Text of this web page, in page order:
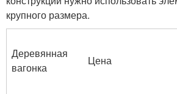
крупного размера.
Деревянная
вагонка
Цена